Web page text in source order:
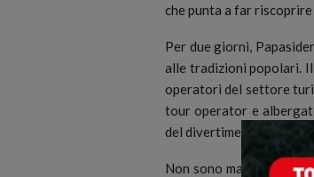
che punta a far riscoprire
Per due giorni,
alle tradizioni popolari.
operatori del settore
tour operator e
del divertimento.
Non sono mancati